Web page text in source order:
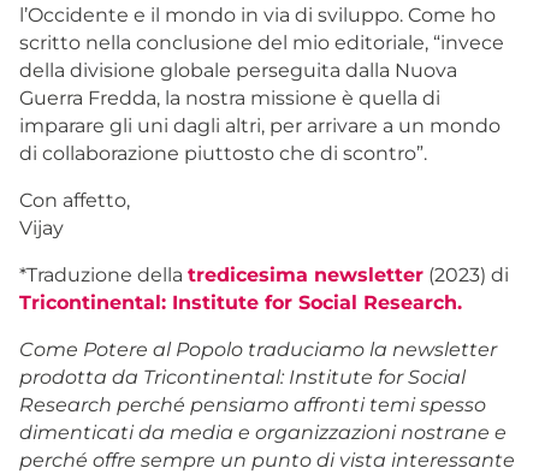
l’Occidente e il mondo in via di sviluppo. Come ho
scritto nella conclusione del mio editoriale, “invece
della divisione globale perseguita dalla Nuova
Guerra Fredda, la nostra missione è quella di
imparare gli uni dagli altri, per arrivare a un mondo
di collaborazione piuttosto che di scontro”.
Con affetto,
Vijay
*Traduzione della tredicesima newsletter (2023) di
Tricontinental: Institute for Social Research.
Come Potere al Popolo traduciamo la newsletter
prodotta da Tricontinental: Institute for Social
Research perché pensiamo affronti temi spesso
dimenticati da media e organizzazioni nostrane e
perché offre sempre un punto di vista interessante